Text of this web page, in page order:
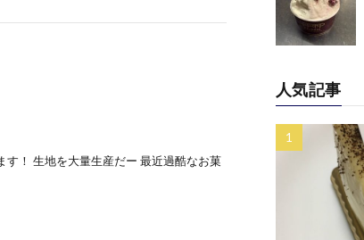
！ 生地を大量生産だー 最近過酷なお菓
人気記事